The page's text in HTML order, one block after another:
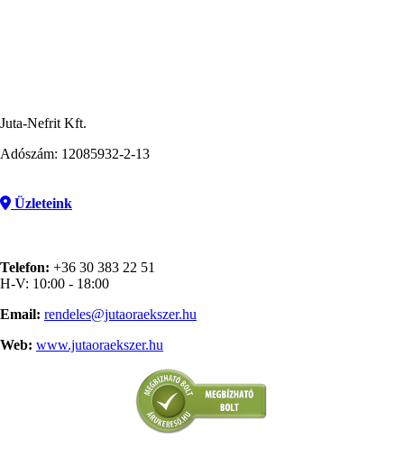
Juta-Nefrit Kft.
Adószám: 12085932-2-13
Üzleteink
Telefon: +36 30 383 22 51
H-V: 10:00 - 18:00
Email: rendeles@jutaoraekszer.hu
Web: www.jutaoraekszer.hu